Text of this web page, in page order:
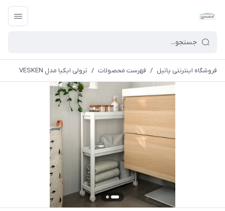
فروشگاه اینترنتی پاتیل / فهرست محصولات / ترولی ایکیا مدل VESKEN